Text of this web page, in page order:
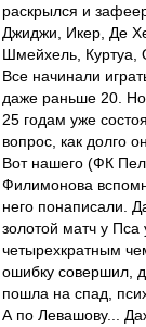
раскрылся и
Джиджи, Икер, Де
Шмейхель, Куртуа,
Все начинали
даже раньше 20. Но
25 годам уже
вопрос, как долго
Вот нашего (ФК
Филимонова
него понаписали.
золотой матч у Пса
четырехкратным
ошибку совершил,
пошла на спад,
А по Левашову...